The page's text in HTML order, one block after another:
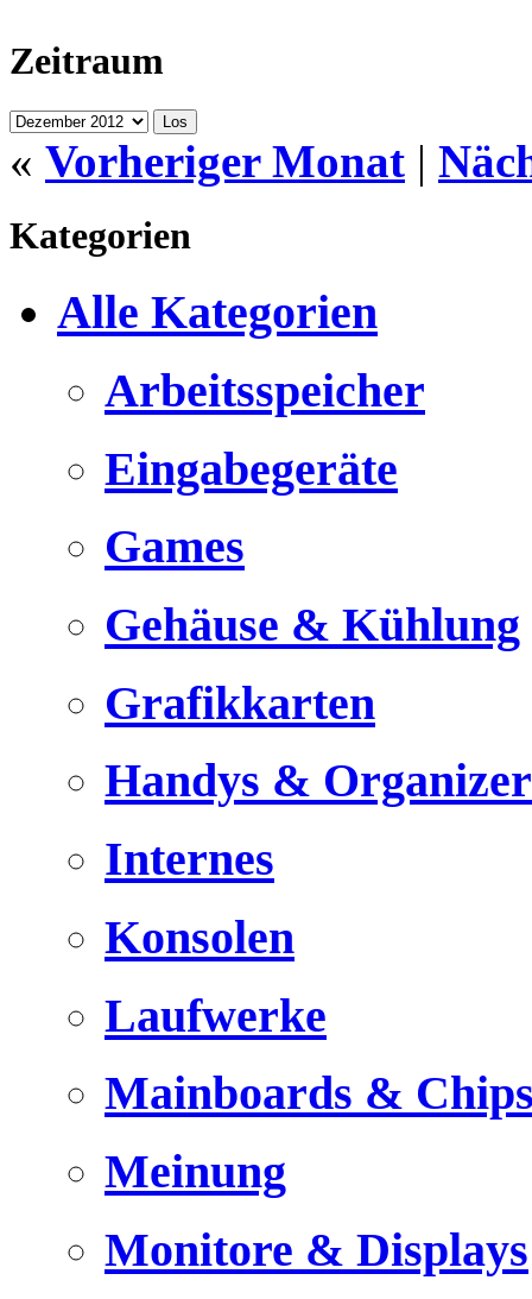
Zeitraum
« Vorheriger Monat |
Kategorien
Alle Kategorien
Arbeitsspeicher
Eingabegeräte
Games
Gehäuse & Kühlung
Grafikkarten
Handys & Organizer
Internes
Konsolen
Laufwerke
Mainboards &
Meinung
Monitore & Displays